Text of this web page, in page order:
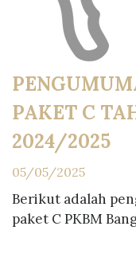
PAKET C
2024/2025
05/05/2025
Berikut adalah
paket C PKBM